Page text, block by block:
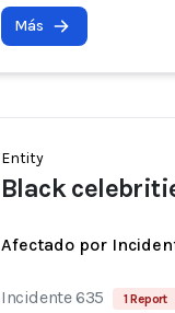
Más
Entity
Black
Afectado por
Incidente 635 1 Report